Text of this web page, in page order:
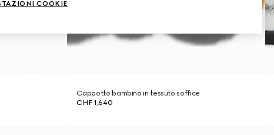
Cappotto bambino in tessuto soffice
CHF 1,640
COOKIE